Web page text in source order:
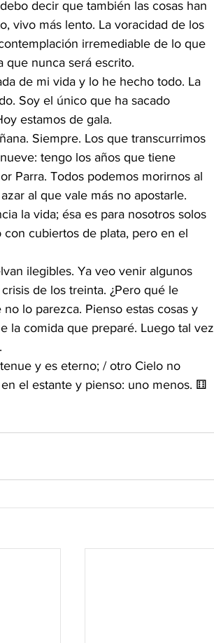
decir que también las cosas han
vivo más lento. La voracidad de los
irremediable de lo que
que nunca será escrito.
de mi vida y lo he hecho todo. La
Soy el único que ha sacado
estamos de gala.
Siempre. Los que transcurrimos
tengo los años que tiene
Parra. Todos podemos morirnos al
al que vale más no apostarle.
la vida; ésa es para nosotros solos
cubiertos de plata, pero en el
ilegibles. Ya veo venir algunos
de los treinta. ¿Pero qué le
lo parezca. Pienso estas cosas y
la comida que preparé. Luego tal vez
y es eterno; / otro Cielo no
el estante y pienso: uno menos. ⚅